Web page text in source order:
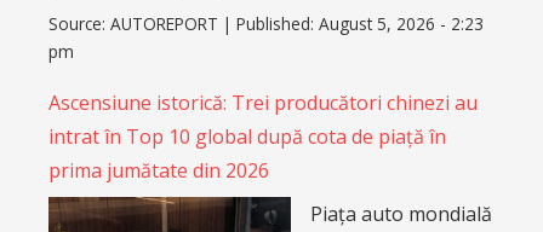
Source: AUTOREPORT | Published: August 5, 2026 - 2:23
pm
Ascensiune istorică: Trei producători chinezi au
intrat în Top 10 global după cota de piață în
prima jumătate din 2026
Piața auto mondială